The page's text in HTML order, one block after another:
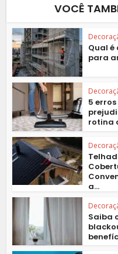
VOCÊ
Qual
para
5
rotina
a...
Saiba